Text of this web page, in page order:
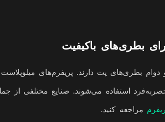
بطری‌های پت دارند. پریفرم‌های میلوپلاست
استفاده می‌شوند. صنایع مختلفی از
مراجعه کنید.